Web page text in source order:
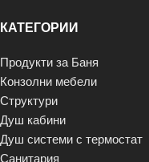
КАТЕГОРИИ
Продукти за Баня
Конзолни мебели
Структури
Душ кабини
Душ системи с термостат
Санитария